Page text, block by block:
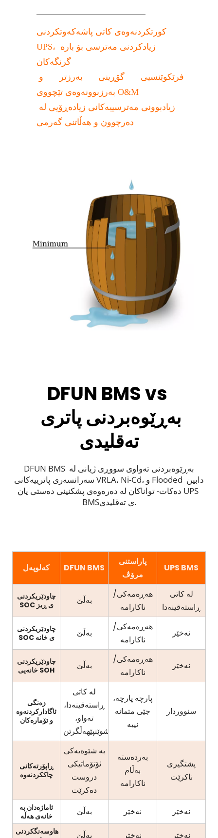
کورتکردنەوەی کاتی پاشەکەوتکردنی
UPS، زیادکردنی مەترسی بۆ بارە
گرنگەکان
بەرزبوونەوەی تێچووی O&M
دەرچوون و هەڵاتنی گەرمی
DFUN BMS vs
تەقلیدی
DFUN BMS بەڕێوەبردنی تەواوی سووڕی ژیانی لە
سەرانسەری پاترییەکانی VRLA، Ni-Cd، و Flooded دابین
دەکات- تواناکان لە دەرەوەی پشکنینی دەستی یان UPS
BMSی تەقلیدی.
کەلوپەل DFUN BMS
پاراستنی
مرۆڤ
UPS BMS
چاودێریکردنی
SOC ی ڕیز
بەڵێ
هەڕەمەکی/
ناکارامە
لە کاتی
ڕاستەقینەدا
چاودێریکردنی
SOC ی خانە
بەڵێ
هەڕەمەکی/
ناکارامە
نەخێر
چاودێریکردنی
خانەیی SOH
بەڵێ
هەڕەمەکی/
ناکارامە
نەخێر
زەنگی
ئاگادارکردنەوە
و تۆمارەکان
لە کاتی
ڕاستەقینەدا،
تەواو،
شوێنپێهەڵگرتن
پارچە پارچە،
جێی متمانە
نییە
سنووردار
ڕاپۆرتەکانی
چاککردنەوە
بە شێوەیەکی
ئۆتۆماتیکی
دروست
دەکرێت
بەردەستە
بەڵام
ناکارامە
پشتگیری
ناکرێت
ئاماژەدان بە
خانەی هەڵە
بەڵێ نەخێر نەخێر
هاوسەنگکردنی
بەڵێ نەخێر نەخێر